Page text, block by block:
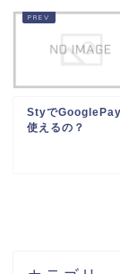
StyでGooglePay
使えるの？